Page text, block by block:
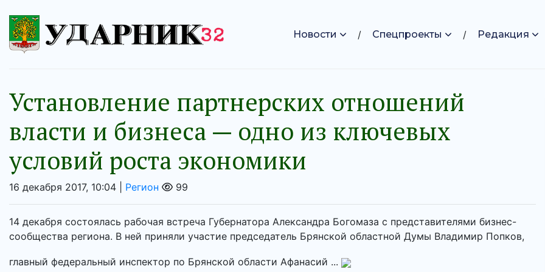
Новости Спецпроекты Редакция
Установление партнерских отношений
власти и бизнеса — одно из ключевых
условий роста экономики
16 декабря 2017, 10:04 | Регион 99
14 декабря состоялась рабочая встреча Губернатора Александра Богомаза с представителями бизнес-
сообщества региона. В ней приняли участие председатель Брянской областной Думы Владимир Попков,
главный федеральный инспектор по Брянской области Афанасий ...